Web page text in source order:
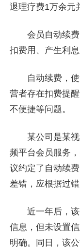
退理疗费1万余元
会员自动续费
扣费用、产生利
自动续费，使
营者存在扣费提
不便捷等问题。
某公司是某视
频平台会员服务
议约定了自动续
差错，应根据过
近一年后，该
信息，但未设置
明确。同日，该